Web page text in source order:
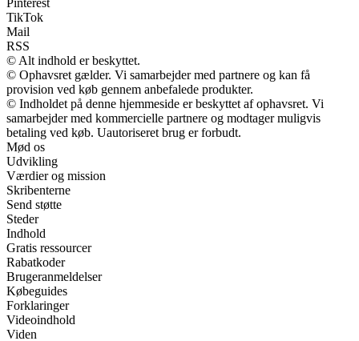
Pinterest
TikTok
Mail
RSS
© Alt indhold er beskyttet.
© Ophavsret gælder. Vi samarbejder med partnere og kan få
provision ved køb gennem anbefalede produkter.
© Indholdet på denne hjemmeside er beskyttet af ophavsret. Vi
samarbejder med kommercielle partnere og modtager muligvis
betaling ved køb. Uautoriseret brug er forbudt.
Mød os
Udvikling
Værdier og mission
Skribenterne
Send støtte
Steder
Indhold
Gratis ressourcer
Rabatkoder
Brugeranmeldelser
Købeguides
Forklaringer
Videoindhold
Viden